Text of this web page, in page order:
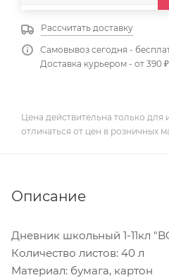
Рассчитать доставку
Самовывоз сегодня -
Доставка курьером - от 390 ₽
Цена действительна только для
отличаться от цен в розничных
Описание
Дневник школьный 1-11кл
Количество листов: 40 л
Материал: бумага, картон